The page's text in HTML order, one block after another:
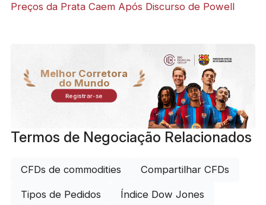
Preços da Prata Caem Após Discurso de Powell
Melhor Corretora
do Mundo
Registrar-se
Termos de Negociação Relacionados
CFDs de commodities Compartilhar CFDs
Tipos de Pedidos Índice Dow Jones